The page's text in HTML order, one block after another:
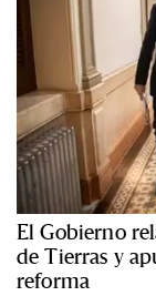
El Gobierno
de Tierras y
reforma